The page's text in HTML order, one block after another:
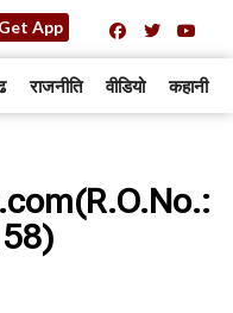
Get App
राजनीति वीडियो कहानी